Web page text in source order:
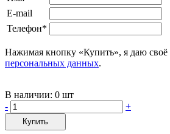
E-mail
Телефон*
Нажимая кнопку «Купить», я даю своё
персональных данных.
В наличии: 0 шт
-
+
Купить